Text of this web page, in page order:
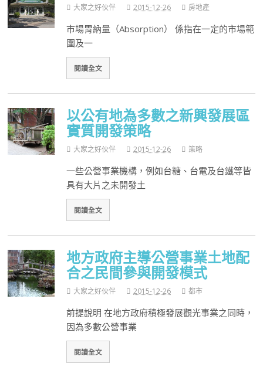
大家之好伙伴 2015-12-26 房地產
市場胃納量（Absorption） 係指在一定的市場範
圍及一
閱讀全文
以公有地為多數之新興發展區
實質開發策略
大家之好伙伴 2015-12-26 策略
一些公營事業機構，例如台糖、台電及台鐵等皆
具有大片之未開發土
閱讀全文
地方政府主導公營事業土地配
合之民間參與開發模式
大家之好伙伴 2015-12-26 都市
前提說明 在地方政府積極發展觀光事業之同時，
因為多數公營事業
閱讀全文